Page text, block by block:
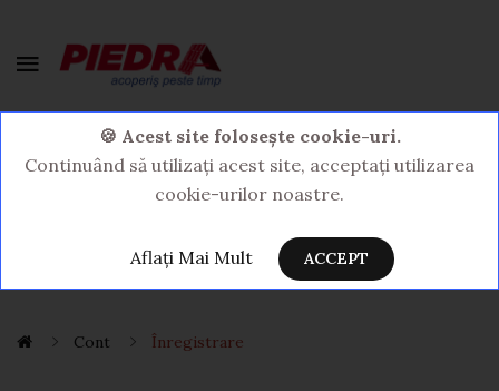
0 Produs(e) - 0,00LEI
Cont Înregistrare
🍪 Acest site folosește cookie-uri.
Continuând să utilizați acest site, acceptați utilizarea
cookie-urilor noastre.
Aflați Mai Mult ACCEPT